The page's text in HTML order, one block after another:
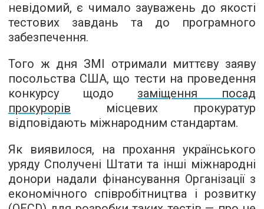
невідомий, є чимало зауважень до якості
тестових завдань та до програмного
забезпечення.
Того ж дня ЗМІ отримали миттєву заяву
посольства США, що тести на проведення
конкурсу щодо заміщення посад
прокурорів місцевих прокуратур
відповідають міжнародним стандартам.
Як виявилося, на прохання українського
уряду Сполучені Штати та інші міжнародні
донори надали фінансування Організації з
економічного співробітництва і розвитку